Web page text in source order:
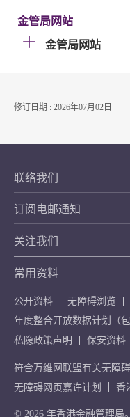
金管局网站
金管局网站
修订日期 : 2026年07月02日
联络我们
订阅电邮通知
关注我们
常用资料
公开资料
无障碍浏览
年度整合开放数据计划（
私隐政策声明
保安资料
符合万维网联盟有关无障
无障碍网页嘉许计划
香
© 2026 年香港金融管理局